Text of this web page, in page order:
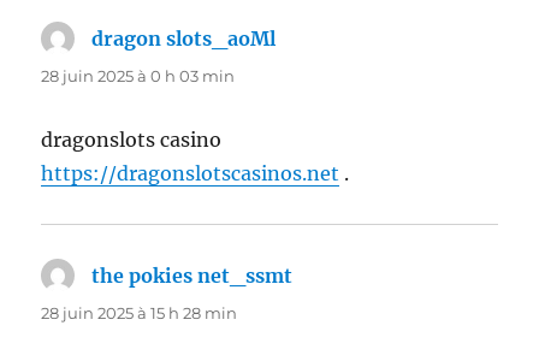
dragon slots_aoMl
28 juin 2025 à 0 h 03 min
dragonslots casino
https://dragonslotscasinos.net .
the pokies net_ssmt
28 juin 2025 à 15 h 28 min